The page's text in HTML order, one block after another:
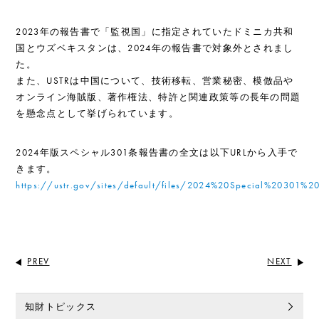
2023年の報告書で「監視国」に指定されていたドミニカ共和
国とウズベキスタンは、2024年の報告書で対象外とされまし
た。
また、USTRは中国について、技術移転、営業秘密、模倣品や
オンライン海賊版、著作権法、特許と関連政策等の長年の問題
を懸念点として挙げられています。
2024年版スペシャル301条報告書の全文は以下URLから入手で
きます。
https://ustr.gov/sites/default/files/
PREV NEXT
知財トピックス